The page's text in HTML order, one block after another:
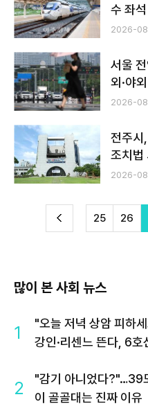
수 좌
2026-
서울
외·야
2026-
전주시
조치법
2026-
이 25 26
많이 본 사회 뉴스
1
"오늘 저녁 상암 피하
강인·리센느 뜬다, 6호
2
"감기 아니었다?"…39
이 골골대는 진짜 이유